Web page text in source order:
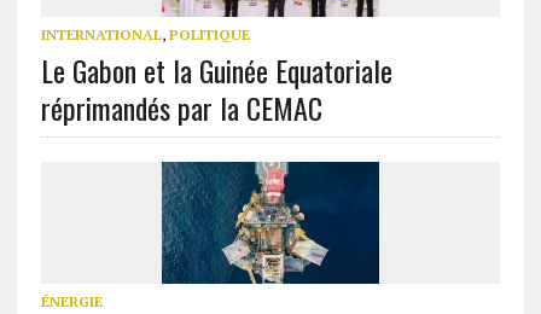
INTERNATIONAL, POLITIQUE
Le Gabon et la Guinée Equatoriale
réprimandés par la CEMAC
ÉNERGIE